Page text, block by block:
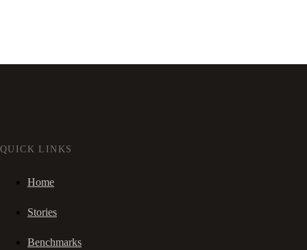
QUICK LINKS
Home
Stories
Benchmarks